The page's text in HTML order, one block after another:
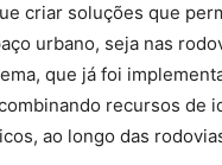
criar soluções que
urbano, seja nas
que já foi
recursos de
ao longo das